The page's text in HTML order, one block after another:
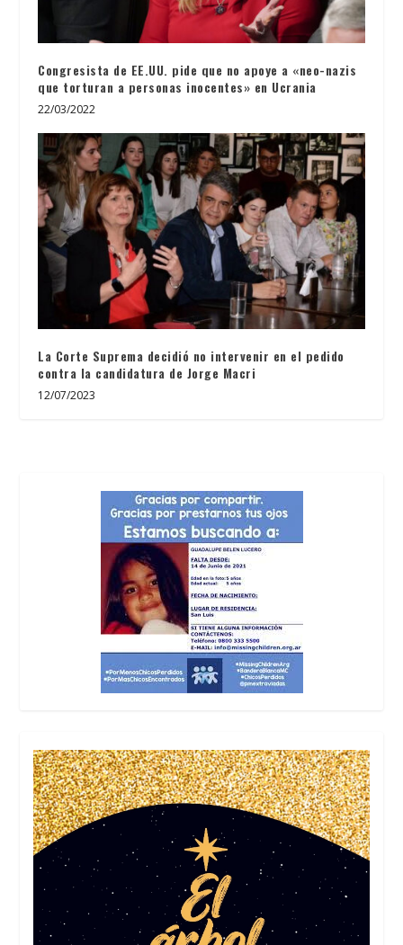
Congresista de EE.UU. pide que no apoye a «neo-nazis
que torturan a personas inocentes» en Ucrania
22/03/2022
La Corte Suprema decidió no intervenir en el pedido
contra la candidatura de Jorge Macri
12/07/2023